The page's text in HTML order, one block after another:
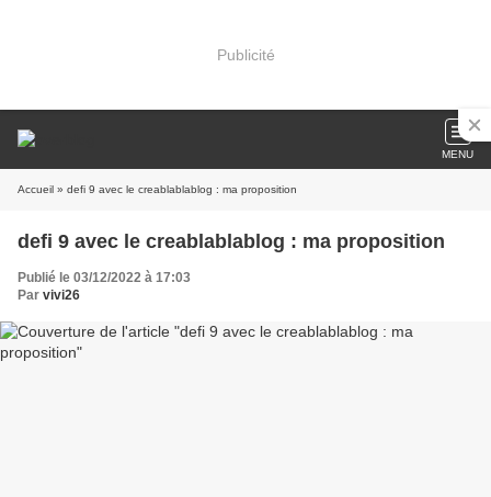
Publicité
MENU
Accueil » defi 9 avec le creablablablog : ma proposition
defi 9 avec le creablablablog : ma proposition
Publié le 03/12/2022 à 17:03
Par vivi26